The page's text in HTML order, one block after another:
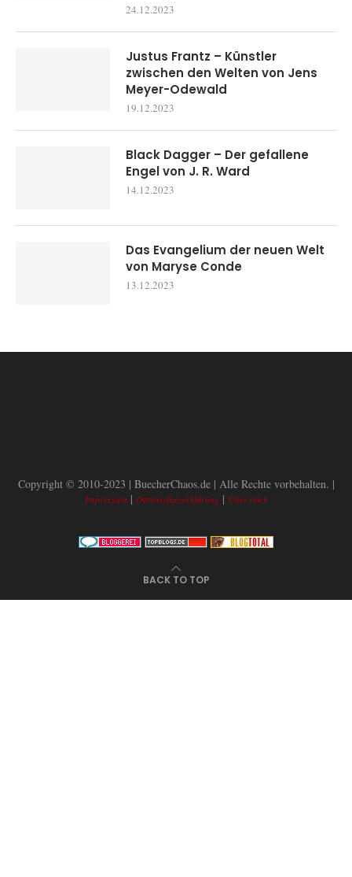
24.12.2023
Justus Frantz – Künstler
zwischen den Welten von Jens
Meyer-Odewald
19.12.2023
Black Dagger – Der gefallene
Engel von J. R. Ward
14.12.2023
Das Evangelium der neuen Welt
von Maryse Conde
13.12.2023
Copyright © 2010-2023 | BuecherChaos.de | Alle Rechte vorbehalten. |
Impressum | Datenschutzerklärung| Über mich
BACK TO TOP